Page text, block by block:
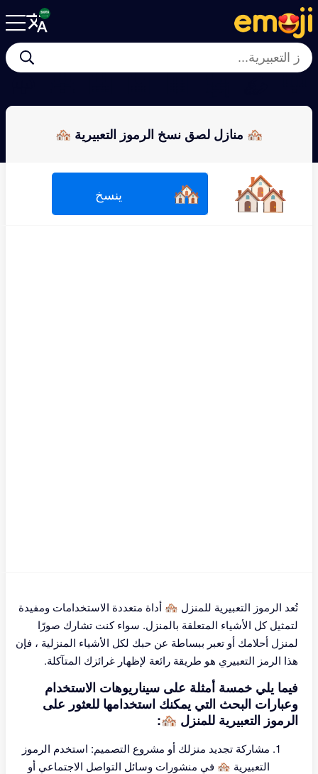
🏘 منازل لصق نسخ الرموز التعبيرية 🏘
🏘
🏘 ينسخ
تُعد الرموز التعبيرية للمنزل 🏘 أداة متعددة الاستخدامات ومفيدة
لتمثيل كل الأشياء المتعلقة بالمنزل. سواء كنت تشارك صورًا
لمنزل أحلامك أو تعبر ببساطة عن حبك لكل الأشياء المنزلية ، فإن
هذا الرمز التعبيري هو طريقة رائعة لإظهار غرائزك المتآكلة.
فيما يلي خمسة أمثلة على سيناريوهات الاستخدام
وعبارات البحث التي يمكنك استخدامها للعثور على
الرموز التعبيرية للمنزل 🏘:
مشاركة تجديد منزلك أو مشروع التصميم: استخدم الرموز
التعبيرية 🏘 في منشورات وسائل التواصل الاجتماعي أو